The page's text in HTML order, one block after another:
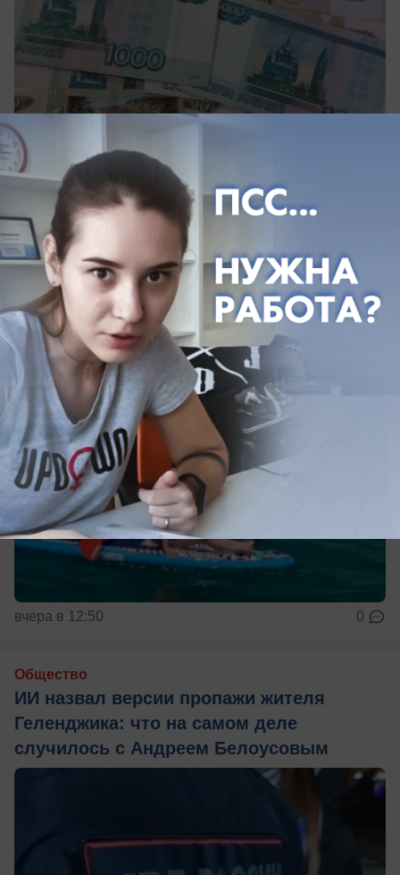
вчера в 13:40
Общество
Опасный ветер в Краснодарском крае: в
Анапе за день спасли 14 отдыхающих
вчера в 12:50 0
Общество
ИИ назвал версии пропажи жителя
Геленджика: что на самом деле
случилось с Андреем Белоусовым